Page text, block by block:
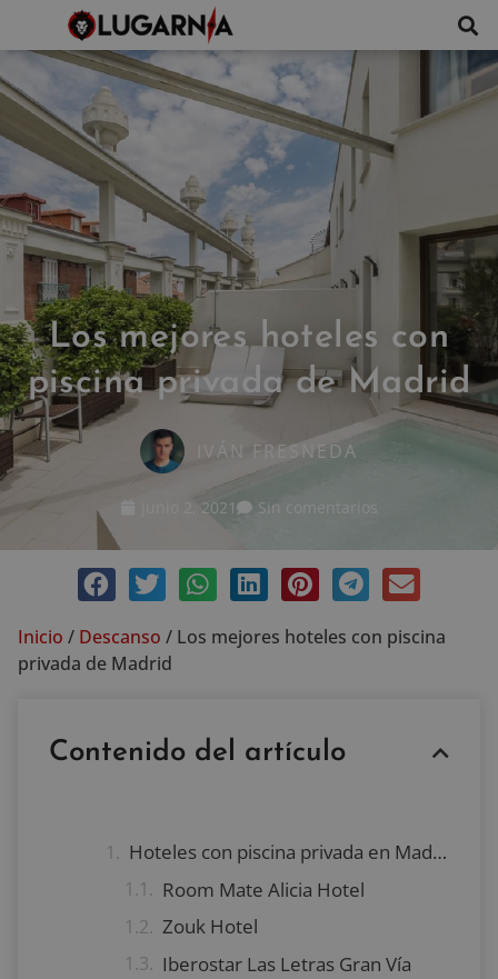
Los mejores hoteles con
piscina privada de Madrid
IVÁN FRESNEDA
junio 2, 2021 Sin comentarios
Inicio / Descanso / Los mejores hoteles con piscina
privada de Madrid
Contenido del artículo
Hoteles con piscina privada en Madrid
Room Mate Alicia Hotel
Zouk Hotel
Iberostar Las Letras Gran Vía